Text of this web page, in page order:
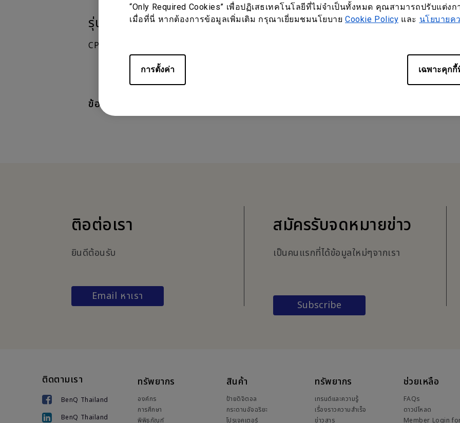
“Only Required Cookies” เพื่อปฏิเสธเทคโนโลยีที่ไม่จำเป็นทั้งหมด คุณสามารถปรับแต่
เมื่อที่นี่ หากต้องการข้อมูลเพิ่มเติม กรุณาเยี่ยมชมนโยบาย Cookie Policy และ นโยบายค
การตั้งค่า เฉพาะคุกกี้
รุ่นที่รองรับ
CP6501K, CP8601K, InstaShare 2
ข้อมูลเหล่านี้เป็นประโยชน์หรือไม่?
ติอต่อเรา
ยินดีต้อนรับ
Email หาเรา
สมัครรับจดหมายข่าว
เป็นคนแรกที่ได้ข้อมูลใหม่ๆจากเรา
Subscribe
ติดตามเรา
BenQ Thailand
BenQ Thailand
ทรัพยากร
องค์กร
การศึกษา
พิพิธภัณฑ์
สินค้า
ป้ายดิจิตอล
กระดานอัจฉริยะ
โปรเจคเตอร์
ทรัพยากร
เทรนด์และความรู้
เรื่องราวความสำเร็จ
ข่าวสาร
ช่วยเหลือ
FAQs
ดาวน์โหลด
Member Login